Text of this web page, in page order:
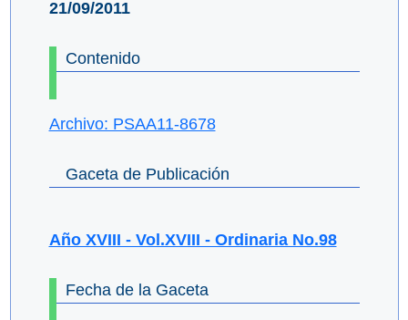
21/09/2011
Contenido
Archivo: PSAA11-8678
Gaceta de Publicación
Año XVIII - Vol.XVIII - Ordinaria No.98
Fecha de la Gaceta